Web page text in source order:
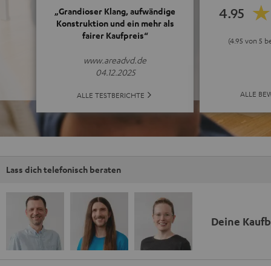
„Grandioser Klang, aufwändige
Konstruktion und ein mehr als
fairer Kaufpreis“
www.areadvd.de
04.12.2025
ALLE TESTBERICHTE
4.95
(4.95 von 5
ALLE
Lass dich telefonisch beraten
Deine